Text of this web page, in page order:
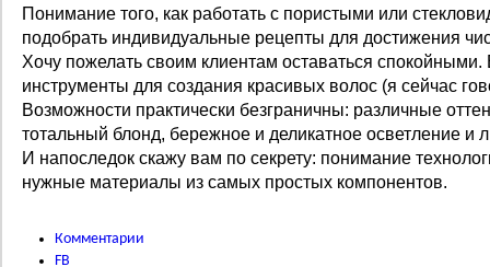
Понимание того, как работать с пористыми или
подобрать индивидуальные рецепты для достижения
Хочу пожелать своим клиентам оставаться
инструменты для создания красивых волос (я сейчас
Возможности практически безграничны: различные
тотальный блонд, бережное и деликатное осветление и
И напоследок скажу вам по секрету: понимание
нужные материалы из самых простых компонентов.
Комментарии
FB